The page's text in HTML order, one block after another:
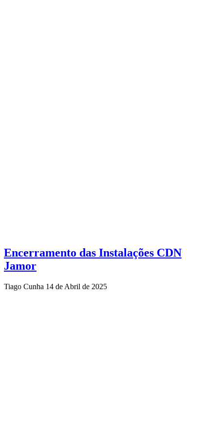
Encerramento das Instalações CDN
Jamor
Tiago Cunha 14 de Abril de 2025